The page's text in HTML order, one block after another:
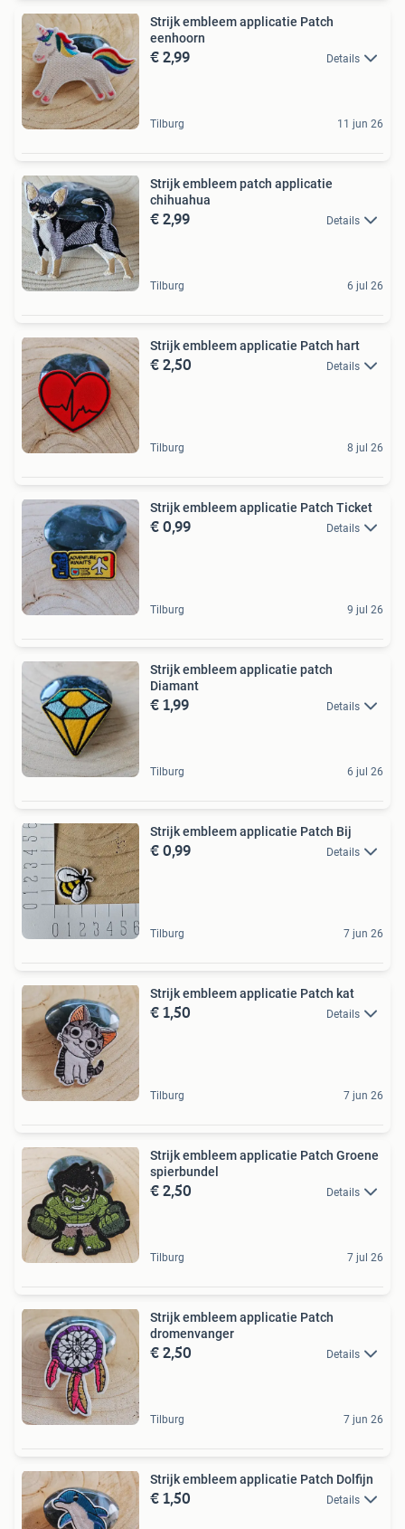
Strijk embleem applicatie Patch
eenhoorn
€ 2,99 Details
Tilburg 11 jun 26
Strijk embleem patch applicatie
chihuahua
€ 2,99 Details
Tilburg 6 jul 26
Strijk embleem applicatie Patch hart
€ 2,50 Details
Tilburg 8 jul 26
Strijk embleem applicatie Patch Ticket
€ 0,99 Details
Tilburg 9 jul 26
Strijk embleem applicatie patch
Diamant
€ 1,99 Details
Tilburg 6 jul 26
Strijk embleem applicatie Patch Bij
€ 0,99 Details
Tilburg 7 jun 26
Strijk embleem applicatie Patch kat
€ 1,50 Details
Tilburg 7 jun 26
Strijk embleem applicatie Patch Groene
spierbundel
€ 2,50 Details
Tilburg 7 jul 26
Strijk embleem applicatie Patch
dromenvanger
€ 2,50 Details
Tilburg 7 jun 26
Strijk embleem applicatie Patch Dolfijn
€ 1,50 Details